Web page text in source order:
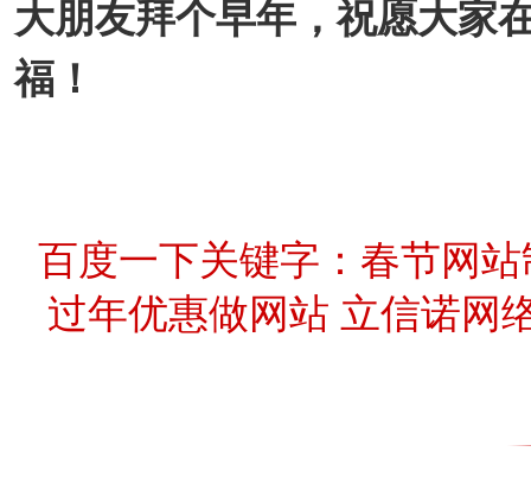
大朋友拜个早年，祝愿大家
福！
百度一下关键字：春节网
过年优惠做网站 立信诺网